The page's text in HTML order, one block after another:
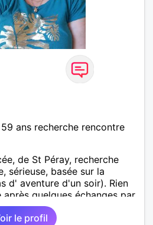
ans recherche rencontre
de St Péray, recherche
sérieuse, basée sur la
d' aventure d'un soir). Rien
quelques échanges par
si il y a un feeling entre les
Au plaisir de se
le profil